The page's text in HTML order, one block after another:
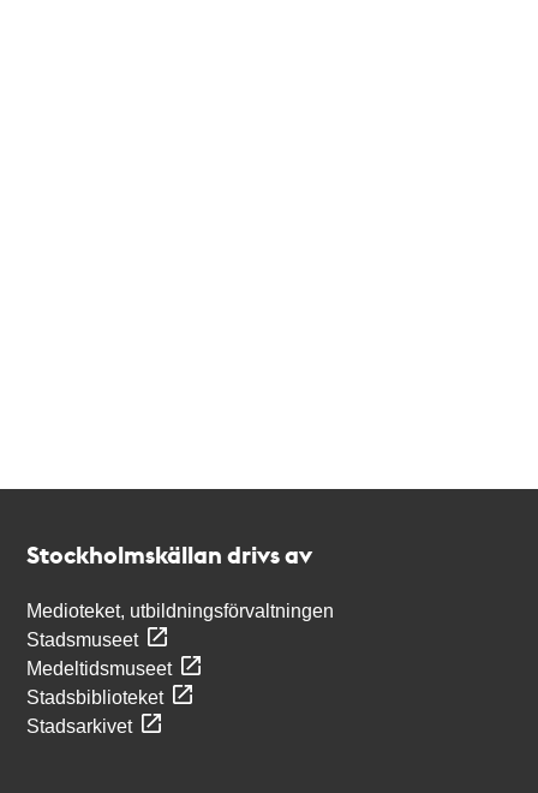
Stockholmskällan drivs av
Medioteket, utbildningsförvaltningen
Stadsmuseet
Medeltidsmuseet
Stadsbiblioteket
Stadsarkivet